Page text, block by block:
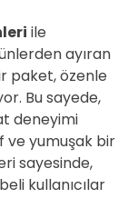
ile
ayıran
paket, özenle
Bu sayede,
deneyimi
ve yumuşak bir
sayesinde,
kullanıcılar